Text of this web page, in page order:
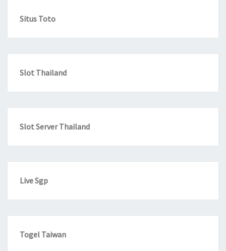
Situs Toto
Slot Thailand
Slot Server Thailand
Live Sgp
Togel Taiwan